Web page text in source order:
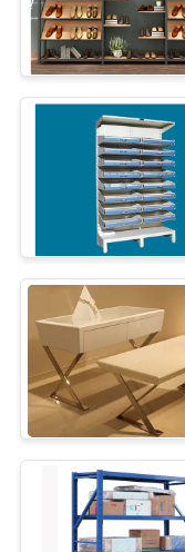
साइटमैप
PRIVACY
POLICYखेल
वस्त्र